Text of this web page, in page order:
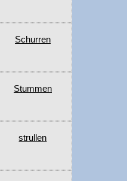
Schurren
Stummen
strullen